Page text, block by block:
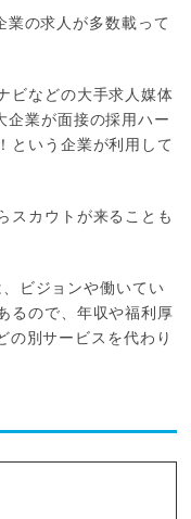
の求人が多数載って
ビなどの大手求人媒体
業が面接の採用ハー
という企業が利用して
スカウトが来ることも
ビジョンや働いてい
るので、年収や福利厚
の別サービスを代わり